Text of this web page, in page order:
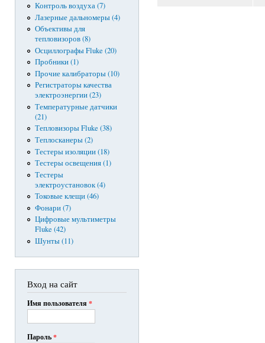
Контроль воздуха (7)
Лазерные дальномеры (4)
Объективы для
тепловизоров (8)
Осциллографы Fluke (20)
Пробники (1)
Прочие калибраторы (10)
Регистраторы качества
электроэнергии (23)
Температурные датчики
(21)
Тепловизоры Fluke (38)
Теплосканеры (2)
Тестеры изоляции (18)
Тестеры освещения (1)
Тестеры
электроустановок (4)
Токовые клещи (46)
Фонари (7)
Цифровые мультиметры
Fluke (42)
Шунты (11)
Вход на сайт
Имя пользователя *
Пароль*